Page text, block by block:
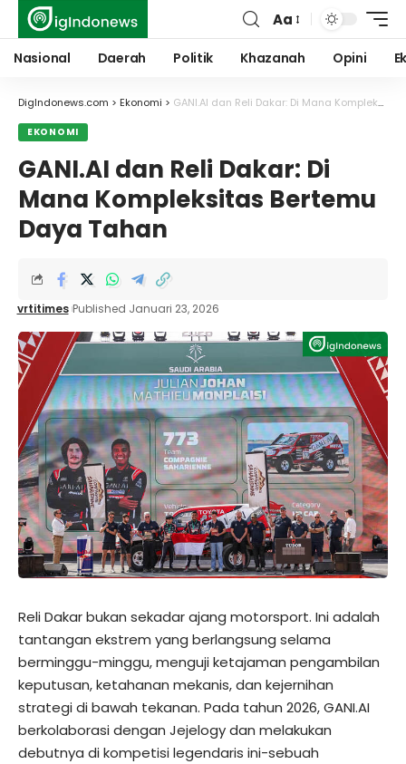
Font
Resizer
Aa
Nasional Daerah Politik Khazanah Opini
DigIndonews.com > Ekonomi > GANI.AI dan Reli Dakar: Di Mana Kompleksitas Bertemu Daya Tahan
EKONOMI
GANI.AI dan Reli Dakar: Di
Mana Kompleksitas Bertemu
Daya Tahan
vrtitimes Published Januari 23, 2026
Reli Dakar bukan sekadar ajang motorsport. Ini adalah
tantangan ekstrem yang berlangsung selama
berminggu-minggu, menguji ketajaman pengambilan
keputusan, ketahanan mekanis, dan kejernihan
strategi di bawah tekanan. Pada tahun 2026, GANI.AI
berkolaborasi dengan Jejelogy dan melakukan
debutnya di kompetisi legendaris ini-sebuah